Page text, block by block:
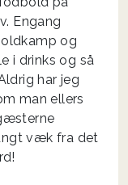
Engang
og
i drinks og så
har jeg
man ellers
væk fra det